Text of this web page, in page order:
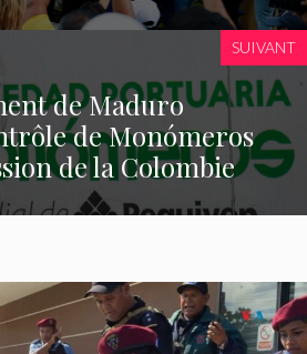
SUIVANT
de Maduro
de Monómeros
de la Colombie